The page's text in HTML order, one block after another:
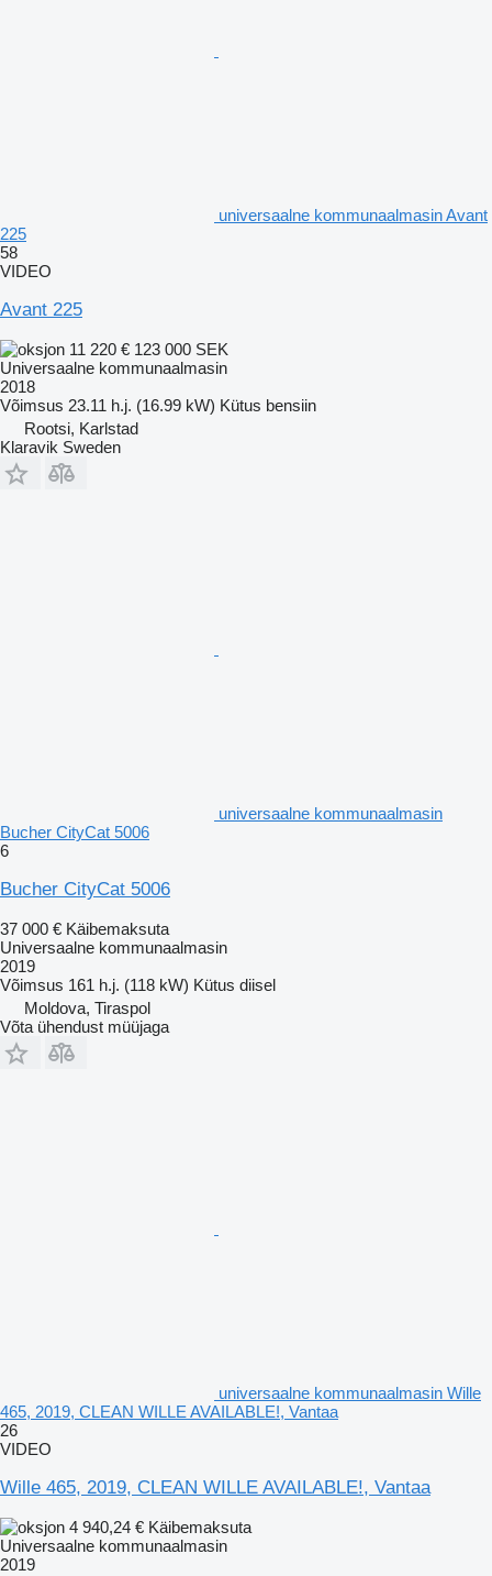
universaalne kommunaalmasin Avant
225
58
VIDEO
Avant 225
11 220 € 123 000 SEK
Universaalne kommunaalmasin
2018
Võimsus 23.11 h.j. (16.99 kW) Kütus bensiin
Rootsi, Karlstad
Klaravik Sweden
universaalne kommunaalmasin
Bucher CityCat 5006
6
Bucher CityCat 5006
37 000 € Käibemaksuta
Universaalne kommunaalmasin
2019
Võimsus 161 h.j. (118 kW) Kütus diisel
Moldova, Tiraspol
Võta ühendust müüjaga
universaalne kommunaalmasin Wille
465, 2019, CLEAN WILLE AVAILABLE!, Vantaa
26
VIDEO
Wille 465, 2019, CLEAN WILLE AVAILABLE!, Vantaa
4 940,24 € Käibemaksuta
Universaalne kommunaalmasin
2019